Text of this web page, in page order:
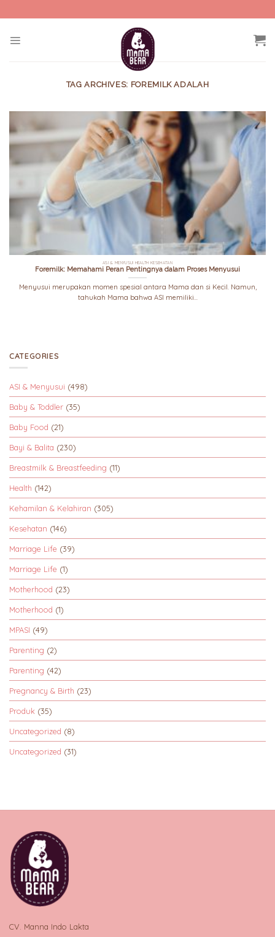
to
TAG ARCHIVES: FOREMILK ADALAH
ASI & MENYUSUI HEALTH KESEHATAN
Foremilk: Memahami Peran Pentingnya dalam Proses Menyusui
Menyusui merupakan momen spesial antara Mama dan si Kecil. Namun,
tahukah Mama bahwa ASI memiliki...
CATEGORIES
ASI & Menyusui (498)
Baby & Toddler (35)
Baby Food (21)
Bayi & Balita (230)
Breastmilk & Breastfeeding (11)
Health (142)
Kehamilan & Kelahiran (305)
Kesehatan (146)
Marriage Life (39)
Marriage Life (1)
Motherhood (23)
Motherhood (1)
MPASI (49)
Parenting (2)
Parenting (42)
Pregnancy & Birth (23)
Produk (35)
Uncategorized (8)
Uncategorized (31)
CV. Manna Indo Lakta